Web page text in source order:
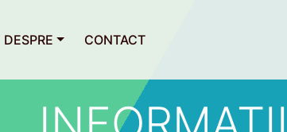
DESPRE CONTACT